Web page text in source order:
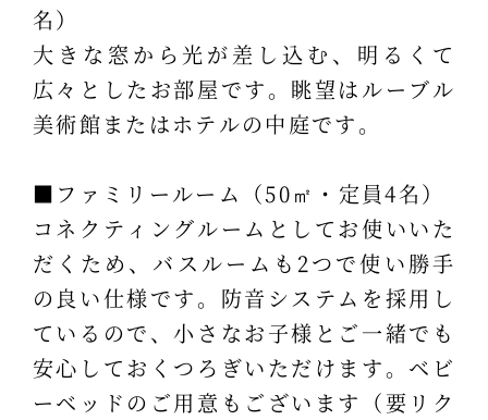
名）
大きな窓から光が差し込む、明るくて
広々としたお部屋です。眺望はルーブル
美術館またはホテルの中庭です。
■ファミリールーム（50㎡・定員4名）
コネクティングルームとしてお使いいた
だくため、バスルームも2つで使い勝手
の良い仕様です。防音システムを採用し
ているので、小さなお子様とご一緒でも
安心しておくつろぎいただけます。ベビ
ーベッドのご用意もございます（要リク